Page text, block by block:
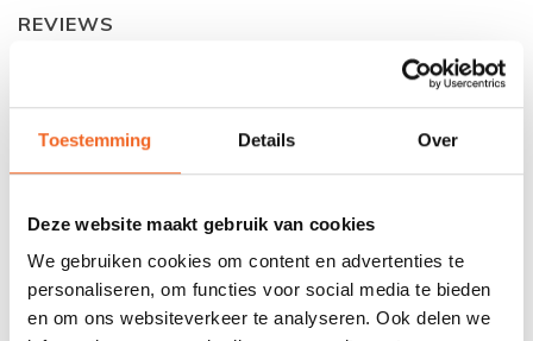
Toestemming Details Over
Deze website maakt gebruik van cookies
We gebruiken cookies om content en advertenties te
personaliseren, om functies voor social media te bieden
en om ons websiteverkeer te analyseren. Ook delen we
REVIEWS
JE BEOORDELING TOEVOEGEN
GERELATEERDE PRODUCTEN